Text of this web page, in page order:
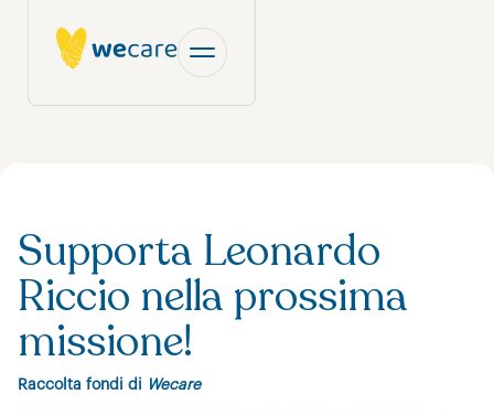
Supporta Leonardo
Riccio nella prossima
missione!
Raccolta fondi di Wecare